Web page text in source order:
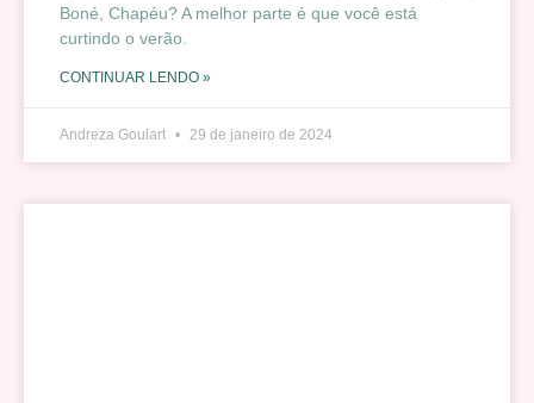
Boné, Chapéu? A melhor parte é que você está
curtindo o verão.
CONTINUAR LENDO »
Andreza Goulart 29 de janeiro de 2024